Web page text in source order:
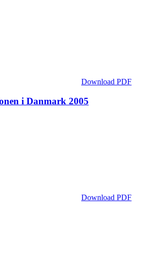
Download PDF
i Danmark 2005
Download PDF